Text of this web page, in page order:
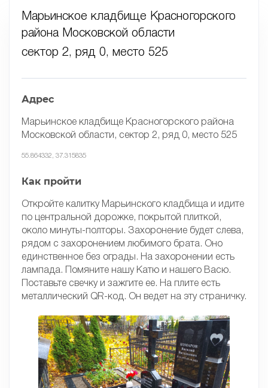
Марьинское кладбище Красногорского
района Московской области
сектор 2, ряд 0, место 525
Адрес
Марьинское кладбище Красногорского района
Московской области, сектор 2, ряд 0, место 525
55.864332, 37.315835
Как пройти
Откройте калитку Марьинского кладбища и идите
по центральной дорожке, покрытой плиткой,
около минуты-полторы. Захоронение будет слева,
рядом с захоронением любимого брата. Оно
единственное без ограды. На захоронении есть
лампада. Помяните нашу Катю и нашего Васю.
Поставьте свечку и зажгите ее. На плите есть
металлический QR-код. Он ведет на эту страничку.